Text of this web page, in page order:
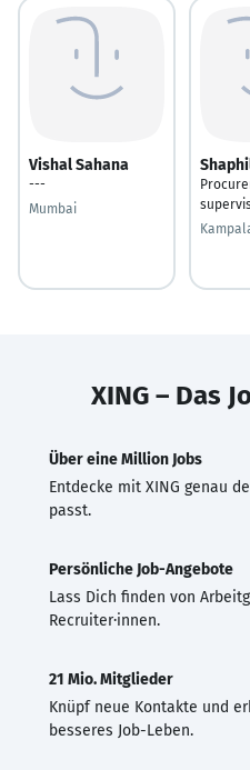
Vishal Sahana
---
Mumbai
XING – Das
Über eine Million Jobs
Entdecke mit XING genau
passt.
Persönliche Job-Angebote
Lass Dich finden von
Recruiter·innen.
21 Mio. Mitglieder
Knüpf neue Kontakte und
besseres Job-Leben.